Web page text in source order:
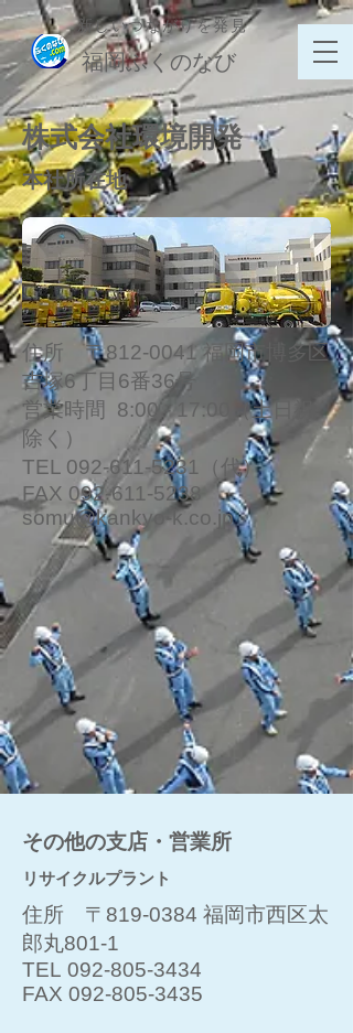
​福岡ふくのなび
新しいつながりを発見
株式会社環境開発
​本社所在地
住所 〒812-0041 福岡市博多区
吉塚6丁目6番36号
営業時間 8:00 - 17:00（土日祝
除く）
TEL 092-611-5231
（代）
FAX 092-611-5238
somu@kankyo-k.co.jp
​その他の支店・営業所
​リサイクルプラント
住所 〒819-0384 福岡市西区太
郎丸801-1
TEL 092-805-3434
FAX 092-805-3435